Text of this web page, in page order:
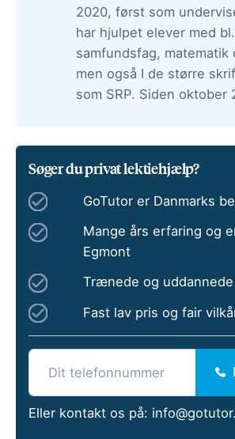
2020, først som
har hjulpet elever med
samfundsfag, matematik
men også I de større
som SRP. Siden oktober
Søger du privat lektiehjælp?
GoTutor er Danmarks
Mange års erfaring og
Egmont
Trænede og
Fast lav pris og fair
Eller kontakt os på: